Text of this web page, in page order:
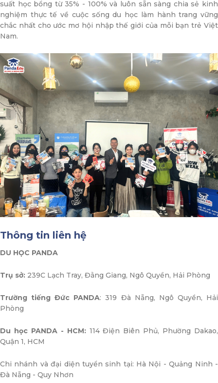
suất học bổng từ 35% - 100% và luôn sẵn sàng chia sẻ kinh
nghiệm thực tế về cuộc sống du học làm hành trang vững
chắc nhất cho ước mơ hội nhập thế giới của mỗi bạn trẻ Việt
Nam.
Thông tin liên hệ
DU HỌC PANDA
Trụ sở: 239C Lạch Tray, Đằng Giang, Ngô Quyền, Hải Phòng
Trường tiếng Đức PANDA: 319 Đà Nẵng, Ngô Quyền, Hải
Phòng
Du học PANDA - HCM:114 Điện Biên Phủ, Phường Dakao,
Quận 1, HCM
Chi nhánh và đại diện tuyển sinh tại: Hà Nội - Quảng Ninh -
Đà Nẵng - Quy Nhơn